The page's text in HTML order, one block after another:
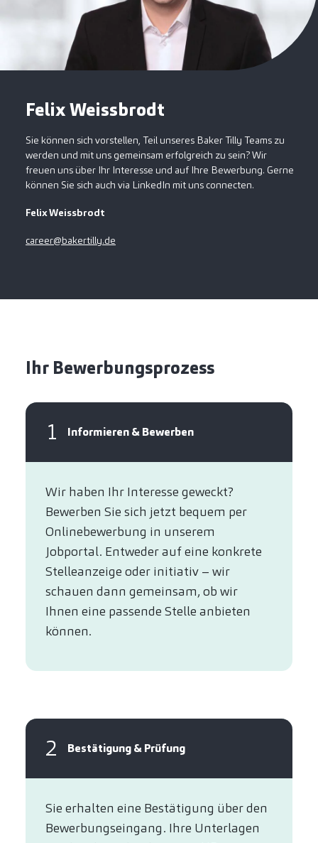
Felix Weissbrodt
Sie können sich vorstellen, Teil unseres Baker Tilly Teams zu
werden und mit uns gemeinsam erfolgreich zu sein? Wir
freuen uns über Ihr Interesse und auf Ihre Bewerbung. Gerne
können Sie sich auch via LinkedIn mit uns connecten.
Felix Weissbrodt
career@bakertilly.de
Ihr Bewerbungsprozess
1 Informieren & Bewerben
Wir haben Ihr Interesse geweckt?​
Bewerben Sie sich jetzt bequem per
Online­bewerbung in unserem
Jobportal. Entweder auf eine konkrete
Stelleanzeige oder initiativ – wir
schauen dann gemeinsam, ob wir
Ihnen eine passende Stelle anbieten
können.​
2 Bestätigung & Prüfung
Sie erhalten eine Bestätigung über den
Bewerbungseingang. Ihre Unterlagen